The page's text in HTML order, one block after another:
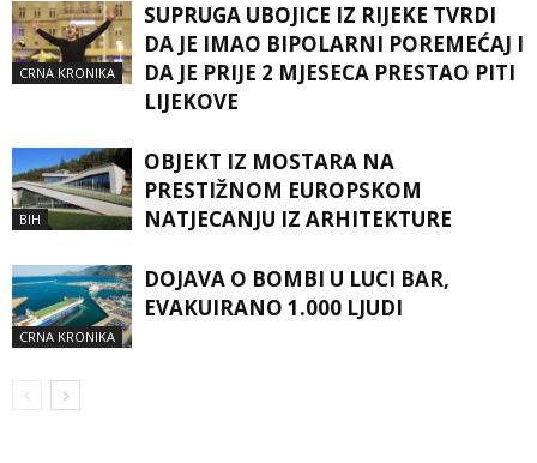
CRNA KRONIKA
SUPRUGA UBOJICE IZ RIJEKE TVRDI
DA JE IMAO BIPOLARNI POREMEĆAJ I
DA JE PRIJE 2 MJESECA PRESTAO PITI
LIJEKOVE
BIH
OBJEKT IZ MOSTARA NA
PRESTIŽNOM EUROPSKOM
NATJECANJU IZ ARHITEKTURE
CRNA KRONIKA
DOJAVA O BOMBI U LUCI BAR,
EVAKUIRANO 1.000 LJUDI